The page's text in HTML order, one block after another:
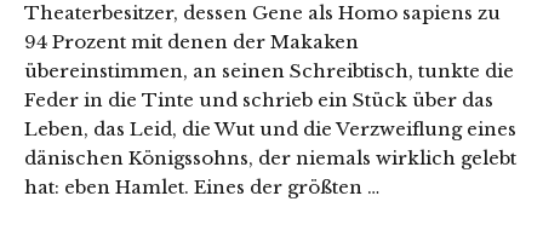
Theaterbesitzer, dessen Gene als Homo sapiens zu
94 Prozent mit denen der Makaken
übereinstimmen, an seinen Schreibtisch, tunkte die
Feder in die Tinte und schrieb ein Stück über das
Leben, das Leid, die Wut und die Verzweiflung eines
dänischen Königssohns, der niemals wirklich gelebt
hat: eben Hamlet. Eines der größten …